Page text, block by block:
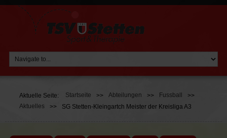
Aktuelle Seite: Startseite >> Abteilungen >> Fussball
>>
Aktuelles
>> SG Stetten-Kleingartch Meister der Kreisliga A3